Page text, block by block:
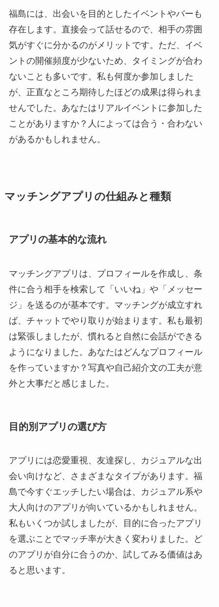
福島には、出会いを目的としたイベントやバーも
存在します。直接会って話せるので、相手の雰囲
気がすぐに分かるのがメリットです。ただ、イベ
ントの開催頻度が少ないため、タイミングが合わ
ないことも多いです。私も何度か参加しました
が、正直なところ期待したほどの成果は得られま
せんでした。あなたはリアルイベントに参加した
ことがありますか？人によっては合う・合わない
があるかもしれません。
マッチングアプリの仕組みと種類
アプリの基本的な流れ
マッチングアプリは、プロフィールを作成し、条
件に合う相手を検索して「いいね」や「メッセー
ジ」を送るのが基本です。マッチングが成立すれ
ば、チャットでやり取りが始まります。私も最初
は緊張しましたが、慣れると自然に会話ができる
ようになりました。あなたはどんなプロフィール
を作っていますか？写真や自己紹介文の工夫が意
外と大事だと感じました。
目的別アプリの選び方
アプリには恋愛重視、友達探し、カジュアルな出
会い向けなど、さまざまなタイプがあります。福
島で今すぐエッチしたい場合は、カジュアル系や
大人向けのアプリが向いているかもしれません。
私もいくつか試しましたが、目的に合ったアプリ
を選ぶことでマッチ率が大きく変わりました。ど
のアプリが自分に合うのか、試してみる価値はあ
ると思います。